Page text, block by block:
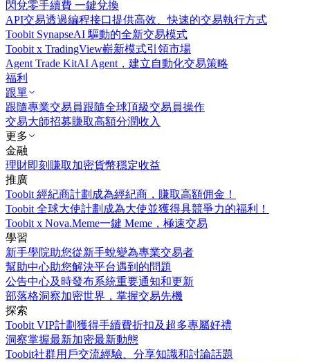
閃兌零手續費 一鍵兌換
API交易透過編程接口提供高效、快速的交易執行方式
Toobit SynapseAI 驅動的全新交易模式
Toobit x TradingView嶄新模式引領市場
Agent Trade KitAI Agent，建立自動化交易策略
福利
跟單
跟隨專業交易員跟隨全球頂級交易員操作
交易大師招募賺取高額分潤收入
更多
金融
理財即刻賺取加密貨幣穩定收益
推廣
Toobit 經紀商計劃 成為經紀商，賺取高額佣金！
Toobit 全球大使計劃 成為大使並獲得具競爭力的福利！
Toobit x Nova.Meme一鍵 Meme，極速交易
學習
新手學院助您從新手蛻變為專業交易者
幫助中心助您解決平台遇到的問題
公告中心及時發布系統重要通知和更新
部落格洞察加密世界，掌握交易先機
探索
Toobit VIP計劃獲得手續費折扣及超多專屬好禮
洞察掌握最新加密最新動態
Toobit社群用戶交流經驗、分享知識和討論話題